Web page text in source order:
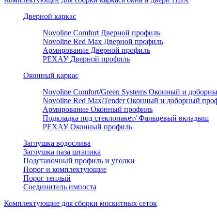
Дверной каркас
Novoline Comfort Дверной профиль
Novoline Red Мax Дверной профиль
Армирование Дверной профиль
РЕХАУ Дверной профиль
Оконный каркас
Novoline Comfort/Green Systems Оконный и
Novoline Red Max/Tender Оконный и доборный
Армирование Оконный профиль
Подкладка под стеклопакет/ Фальцевый вкладыш
РЕХАУ Оконный профиль
Заглушка водослива
Заглушка паза штапика
Подставочный профиль и уголки
Порог и комплектующие
Порог теплый
Соединитель импоста
Комплектующие для сборки москитных сеток